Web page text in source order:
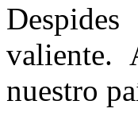
valiente.
nuestro